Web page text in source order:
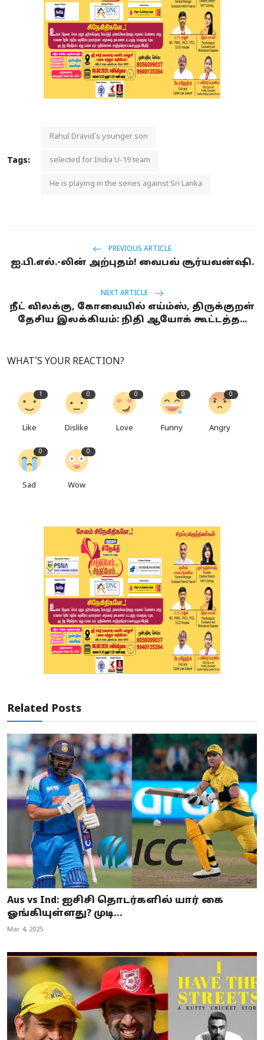
Tags:
Rahul Dravid's younger son
selected for India U-19 team
He is playing in the series against Sri Lanka
PREVIOUS ARTICLE
ஐ.பி.எல்.-லின் அற்புதம்! வைபவ் சூர்யவன்ஷி.
NEXT ARTICLE
நீட் விலக்கு, கோவையில் எய்ம்ஸ், திருக்குறள்
தேசிய இலக்கியம்: நிதி ஆயோக் கூட்டத்த...
WHAT'S YOUR REACTION?
1
Like
0
Dislike
0
Love
0
Funny
0
Angry
0
Sad
0
Wow
Related Posts
Aus vs Ind: ஐசிசி தொடர்களில் யார் கை
ஓங்கியுள்ளது? முடி...
Mar 4, 2025